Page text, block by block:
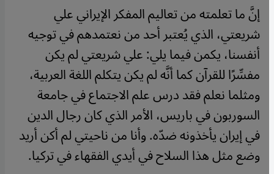
إنَّ ما تعلمته من تعاليم المفكر الإيراني علي
شريعتي، الذي يُعتبر أحد من نعتمدهم في توجيه
أنفسنا، يكمن فيما يلي: علي شريعتي لم يكن
مفسِّرًا للقرآن كما أنَّه لم يكن يتكلم اللغة العربية،
ومثلما نعلم فقد درس علم الاجتماع في جامعة
السوربون في باريس، الأمر الذي كان رجال الدين
في إيران يأخذونه ضدّه. وأنا من ناحيتي لم أكن أريد
وضع مثل هذا السلاح في أيدي الفقهاء في تركيا.